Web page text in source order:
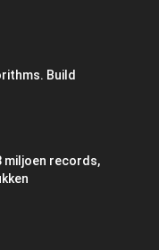
Build
miljoen records,